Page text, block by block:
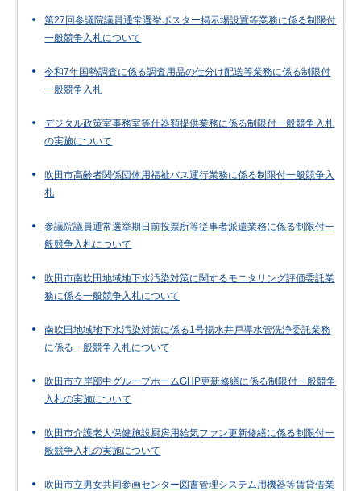
第27回参議院議員通常選挙ポスター掲示場設置等業務に係る制限付
一般競争入札について
令和7年国勢調査に係る調査用品の仕分け配送等業務に係る制限付
一般競争入札
デジタル政策室事務室等什器類提供業務に係る制限付一般競争入札
の実施について
吹田市高齢者関係団体用福祉バス運行業務に係る制限付一般競争入
札
参議院議員通常選挙期日前投票所等従事者派遣業務に係る制限付一
般競争入札について
吹田市南吹田地域地下水汚染対策に関するモニタリング評価委託業
務に係る一般競争入札について
南吹田地域地下水汚染対策に係る1号揚水井戸導水管洗浄委託業務
に係る一般競争入札について
吹田市立岸部中グループホームGHP更新修繕に係る制限付一般競争
入札の実施について
吹田市介護老人保健施設厨房用給気ファン更新修繕に係る制限付一
般競争入札の実施について
吹田市立男女共同参画センター図書管理システム用機器等賃貸借業